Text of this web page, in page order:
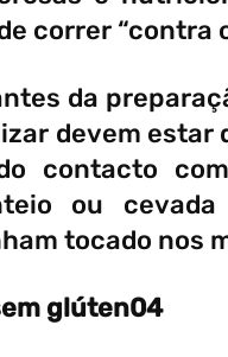
correr “contra
da
devem estar
contacto
ou
tocado nos
glúten04